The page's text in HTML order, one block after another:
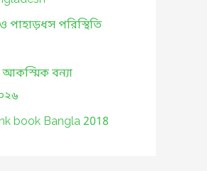
পাহাড়ধস পরিস্থিতি
বন্যা
book Bangla 2018